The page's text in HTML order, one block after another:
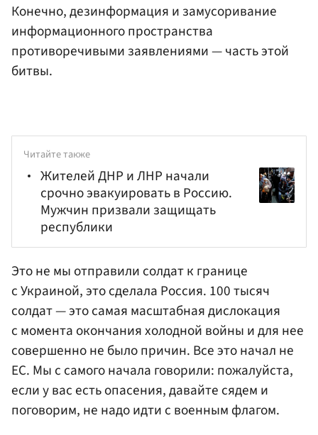
Конечно, дезинформация и замусоривание
информационного пространства
противоречивыми заявлениями — часть этой
битвы.
Читайте также
Жителей ДНР и ЛНР начали
срочно эвакуировать в Россию.
Мужчин призвали защищать
республики
Это не мы отправили солдат к границе
с Украиной, это сделала Россия. 100 тысяч
солдат — это самая масштабная дислокация
с момента окончания холодной войны и для нее
совершенно не было причин. Все это начал не
ЕС. Мы с самого начала говорили: пожалуйста,
если у вас есть опасения, давайте сядем и
поговорим, не надо идти с военным флагом.